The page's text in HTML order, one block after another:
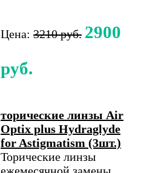
Цена: 3210 руб. 2900
руб.
торические линзы Air
Optix plus Hydraglyde
for Astigmatism (3шт.)
Торические линзы